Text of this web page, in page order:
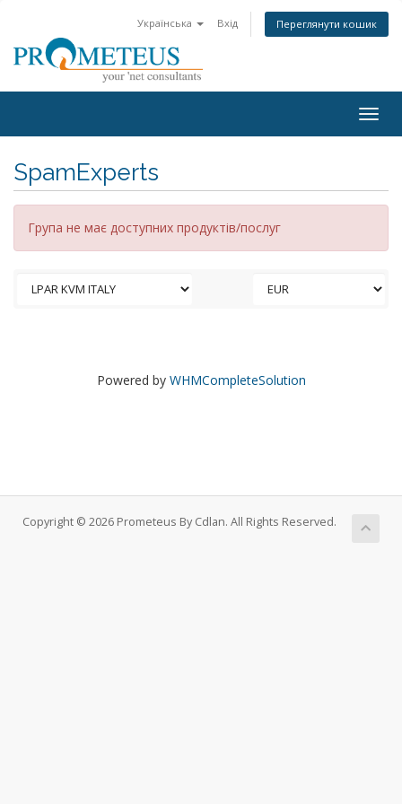
Українська Вхід Переглянути кошик
SpamExperts
Група не має доступних продуктів/послуг
Powered by WHMCompleteSolution
Copyright © 2026 Prometeus By Cdlan. All Rights Reserved.